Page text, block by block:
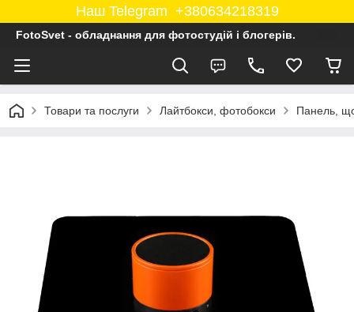
Наш Telegram +380634218319
FotoSvet - обладнання для фотостудій і блогерів.
Товари та послуги Лайтбокси, фотобокси Панель,